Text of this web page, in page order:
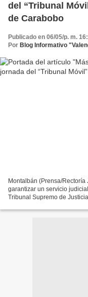
del “Tribunal
de Carabobo
Publicado en 06/05/p. m.
Por Blog Informativo
Montalbán (Prensa/
garantizar un servicio
Tribunal Supremo de